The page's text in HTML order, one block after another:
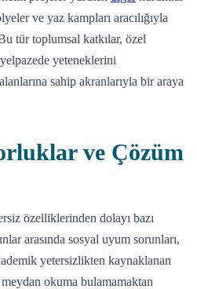
ve yaz kampları aracılığıyla
tür toplumsal katkılar, özel
yeteneklerini
sahip akranlarıyla bir araya
ve Çözüm
özelliklerinden dolayı bazı
arasında sosyal uyum sorunları,
yetersizlikten kaynaklanan
okuma bulamamaktan